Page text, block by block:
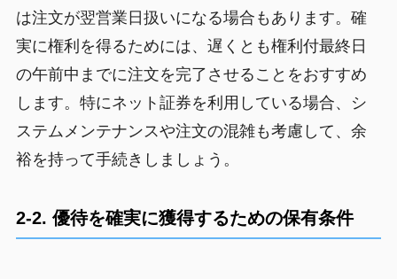
は注文が翌営業日扱いになる場合もあります。確
実に権利を得るためには、遅くとも権利付最終日
の午前中までに注文を完了させることをおすすめ
します。特にネット証券を利用している場合、シ
ステムメンテナンスや注文の混雑も考慮して、余
裕を持って手続きしましょう。
2-2. 優待を確実に獲得するための保有条件